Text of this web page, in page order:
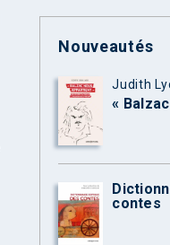
Nouveautés
Judith
«
contes